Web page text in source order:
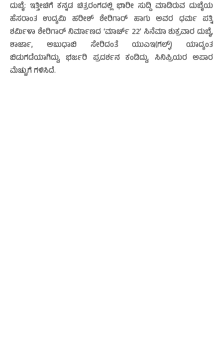
ದುಬೈ: ಇತ್ತೀಚಿಗೆ ಕನ್ನಡ ಚಿತ್ರರಂಗದಲ್ಲಿ ಭಾರೀ ಸುದ್ದಿ ಮಾಡಿರುವ ದುಬೈಯ
ಹೆಸರಾಂತ ಉದ್ಯಮಿ ಹರೀಶ್ ಶೇರಿಗಾರ್ ಹಾಗು ಅವರ ಧರ್ಮ ಪತ್ನಿ
ಶರ್ಮಿಳಾ ಶೇರಿಗಾರ್ ನಿರ್ಮಾಣದ ‘ಮಾರ್ಚ್ 22’ ಸಿನೆಮಾ ಶುಕ್ರವಾರ ದುಬೈ,
ಶಾರ್ಜಾ, ಅಬುಧಾಬಿ ಸೇರಿದಂತೆ ಯುಎಇ(ಗಲ್ಫ್) ಯಾದ್ಯಂತ
ಬಿಡುಗಡೆಯಾಗಿದ್ದು, ಭರ್ಜರಿ ಪ್ರದರ್ಶನ ಕಂಡಿದ್ದು, ಸಿನಿಪ್ರಿಯರ ಅಪಾರ
ಮೆಚ್ಚುಗೆ ಗಳಿಸಿದೆ.